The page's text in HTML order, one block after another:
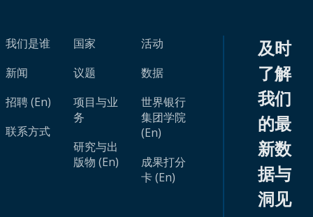
我们是谁
新闻
招聘 (En)
联系方式
国家
议题
项目与业
务
研究与出
版物 (En)
活动
数据
世界银行
集团学院
(En)
成果打分
卡 (En)
及时
了解
我们
的最
新数
据与
洞见